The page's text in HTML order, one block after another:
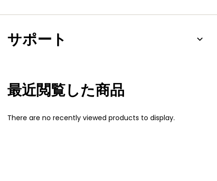
サポート
最近閲覧した商品
There are no recently viewed products to display.